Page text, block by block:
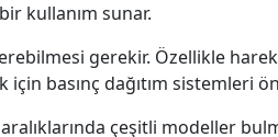
kullanım sunar.
gerekir. Özellikle
basınç dağıtım sistemleri
çeşitli modeller